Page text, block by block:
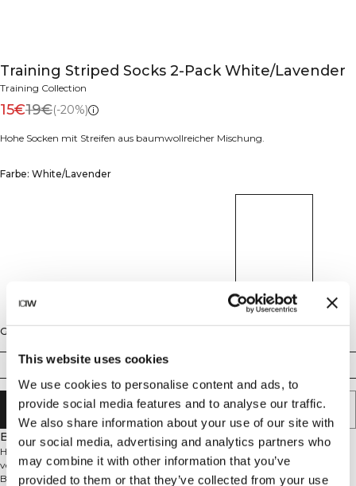
This website uses cookies
We use cookies to personalise content and ads, to
provide social media features and to analyse our traffic.
We also share information about your use of our site with
our social media, advertising and analytics partners who
may combine it with other information that you’ve
provided to them or that they’ve collected from your use
Training Striped Socks 2-Pack White/Lavender
Training Collection
15€19€(-20%)
Hohe Socken mit Streifen aus baumwollreicher Mischung.
Farbe: White/Lavender
Größe
35/38
IN DEN WARENKORB LEGEN
Beschreibung
Hohe Socken mit stilvollem Streifendesign. Diese ICIW-Hohen Socken
verbinden Komfort und Stil für deinen Alltag oder deine Workouts. Die
Baumwollmischung sorgt für Weichheit auf deiner Haut, während das